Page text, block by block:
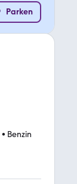
Parken
• Benzin